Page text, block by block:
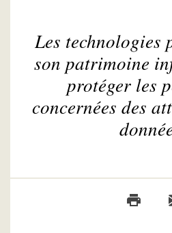
Les technologies
son patrimoine
protéger les
concernées des